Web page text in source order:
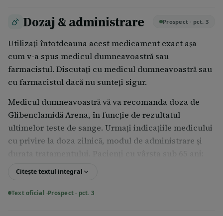
Dozaj & administrare Prospect · pct. 3
Utilizați întotdeauna acest medicament exact așa
cum v-a spus medicul dumneavoastră sau
farmacistul. Discutați cu medicul dumneavoastră sau
cu farmacistul dacă nu sunteți sigur.
Medicul dumneavoastră vă va recomanda doza de
Glibenclamidă Arena, în funcţie de rezultatul
ultimelor teste de sange. Urmaţi indicaţiile medicului
cu privire la doza zilnică, modul de administrare şi
durata tratamentului. Pacienţi cu vârsta sub 65 ani:
Doza iniţială recomandată este de 1,75 mg
dejun;
Citește textul integral
Text oficial ·Prospect · pct. 3